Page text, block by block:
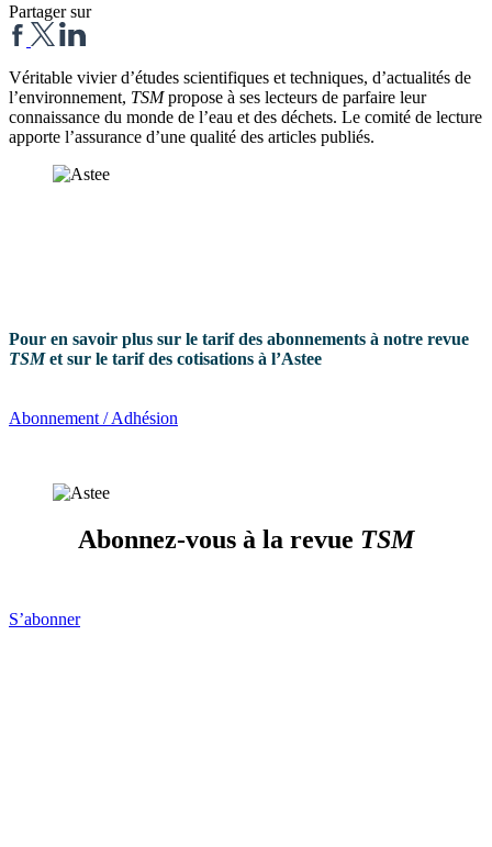
Partager sur
Véritable vivier d’études scientifiques et techniques, d’actualités de
l’environnement, TSMpropose à ses lecteurs de parfaire leur
connaissance du monde de l’eau et des déchets. Le comité de lecture
apporte l’assurance d’une qualité des articles publiés.
Pour en savoir plus sur le tarif des abonnements à notre revue
TSMet sur le tarif des cotisations à l’Astee
Abonnement / Adhésion
Abonnez-vous à la revue TSM
S’abonner